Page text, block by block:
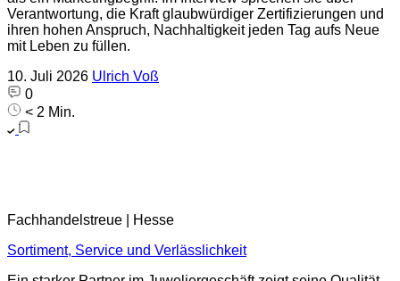
Verantwortung, die Kraft glaubwürdiger Zertifizierungen und
ihren hohen Anspruch, Nachhaltigkeit jeden Tag aufs Neue
mit Leben zu füllen.
10. Juli 2026 Ulrich Voß
0
< 2 Min.
Fachhandelstreue | Hesse
Sortiment, Service und Verlässlichkeit